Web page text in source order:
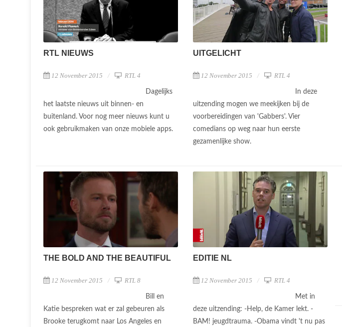
RTL NIEUWS
12 November 2015 RTL 4
Dagelijks
het laatste nieuws uit binnen- en
buitenland. Voor nog meer nieuws kunt u
ook gebruikmaken van onze mobiele apps.
UITGELICHT
12 November 2015 RTL 4
In deze
uitzending mogen we meekijken bij de
voorbereidingen van 'Gabbers'. Vier
comedians op weg naar hun eerste
gezamenlijke show.
THE BOLD AND THE BEAUTIFUL
12 November 2015 RTL 8
Bill en
Katie bespreken wat er zal gebeuren als
Brooke terugkomt naar Los Angeles en
EDITIE NL
12 November 2015 RTL 4
Met in
deze uitzending: -Help, de Kamer lekt. -
BAM! jeugdtrauma. -Obama vindt 't nu pas